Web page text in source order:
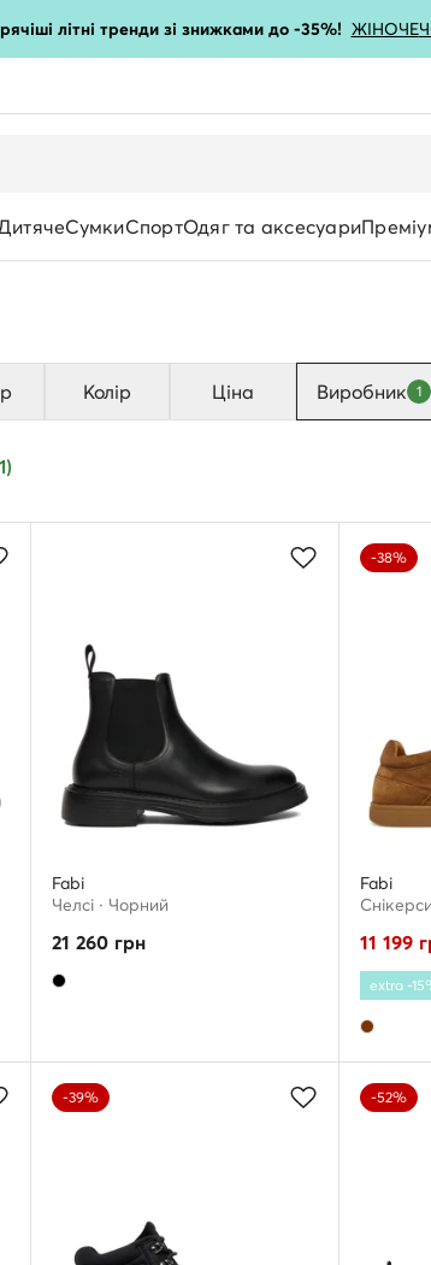
літні тренди зі знижками до -35%! ЖІНОЧЕ
СумкиСпортОдяг та аксесуари
Колір Ціна Виробник 1
Fabi
Челсі · Чорний
21 260 грн
-38%
Fabi
11 199
extra -
-39% -52%